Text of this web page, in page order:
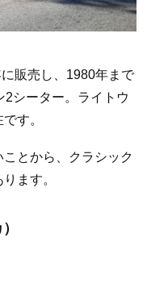
販売し、1980年まで
シーター。ライトウ
す。
とから、クラシック
ます。